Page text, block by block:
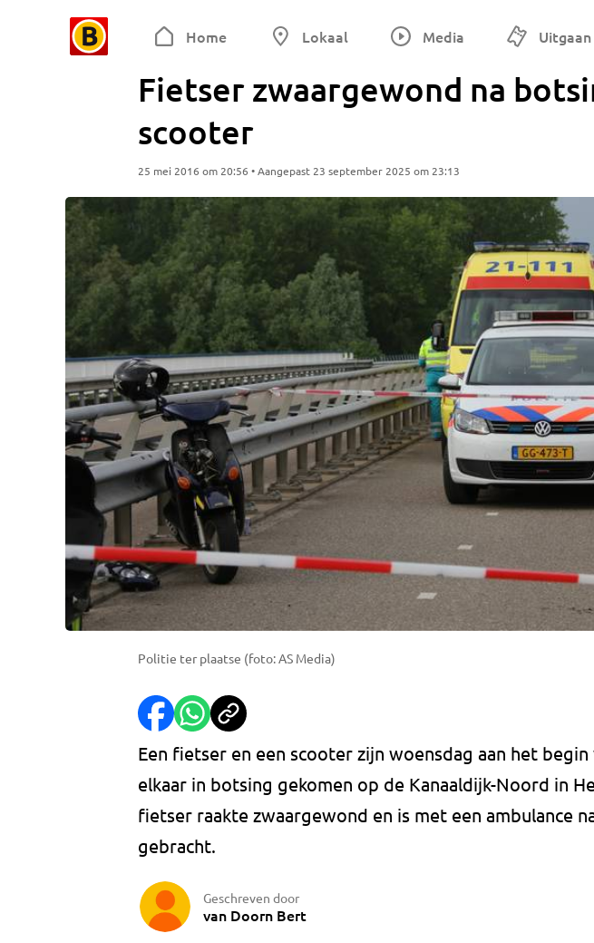
Home Lokaal Media Uitgaan
Fietser zwaargewond na
scooter
25 mei 2016 om 20:56 • Aangepast 23 september 2025 om 23:13
Politie ter plaatse (foto: AS Media)
Een fietser en een scooter zijn woensdag aan het
elkaar in botsing gekomen op de Kanaaldijk-Noord in
fietser raakte zwaargewond en is met een ambulance
gebracht.
Geschreven door
van Doorn Bert